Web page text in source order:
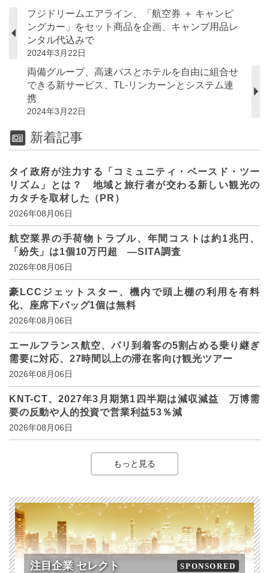
フジドリームエアライン、「航空券 ＋ キャンピ
ングカー」をセット商品を企画、キャンプ用品レ
ンタル代込みで
2024年3月22日
両備グループ、高速バスとホテルを自由に組合せ
できる新サービス、TL-リンカーンとシステム連
携
2024年3月22日
新着記事
タイ政府が注力する「コミュニティ・ベースド・ツー
リズム」とは？ 地域と旅行者が交わる新しい観光の
カタチを取材した（PR）
2026年08月06日
航空業界の手荷物トラブル、年間コストは約1兆円、
「紛失」は1個10万円超 ―SITA調査
2026年08月06日
豪LCCジェットスター、機内で頭上棚の利用を有料
化、座席下バッグ1個は無料
2026年08月06日
エールフランス航空、パリ到着客の5割占める乗り継ぎ
需要に対応、27時間以上の滞在客向け観光ツアー
2026年08月06日
KNT-CT、2027年3月期第1四半期は減収減益 万博需
要の反動や人的投資で営業利益53％減
2026年08月06日
もっと見る
注目企業 セレクト SPONSORED